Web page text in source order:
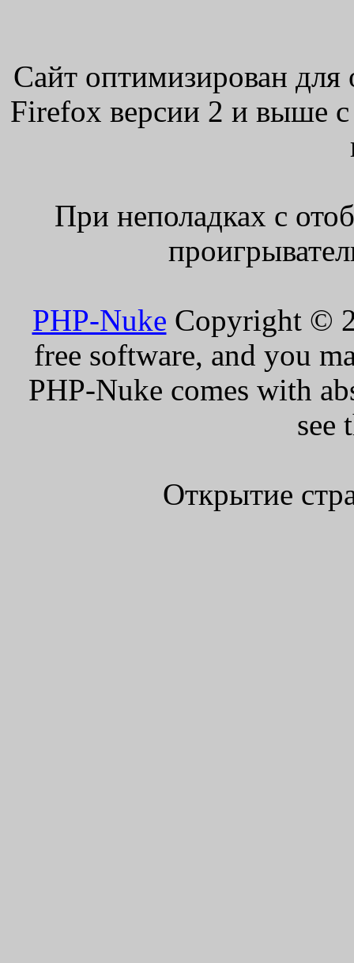
Сайт оптимизирован для
Firefox версии 2 и выше
При неполадках с
PHP-Nuke Copyright ©
free software, and you
PHP-Nuke comes with
see
Открытие